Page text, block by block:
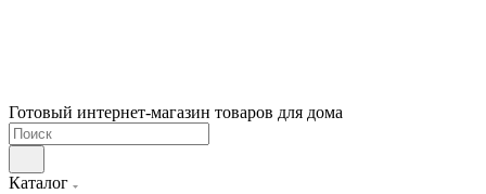
Готовый интернет-магазин товаров для дома
Каталог